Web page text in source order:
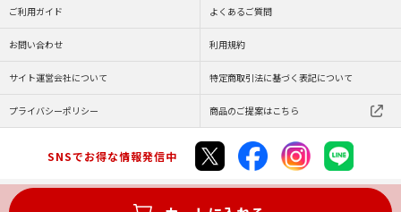
ご利用ガイド よくあるご質問
お問い合わせ 利用規約
サイト運営会社について 特定商取引法に基づく表記について
プライバシーポリシー 商品のご提案はこちら
SNSでお得な情報発信中